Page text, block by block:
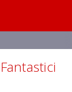
DOOMSDAY